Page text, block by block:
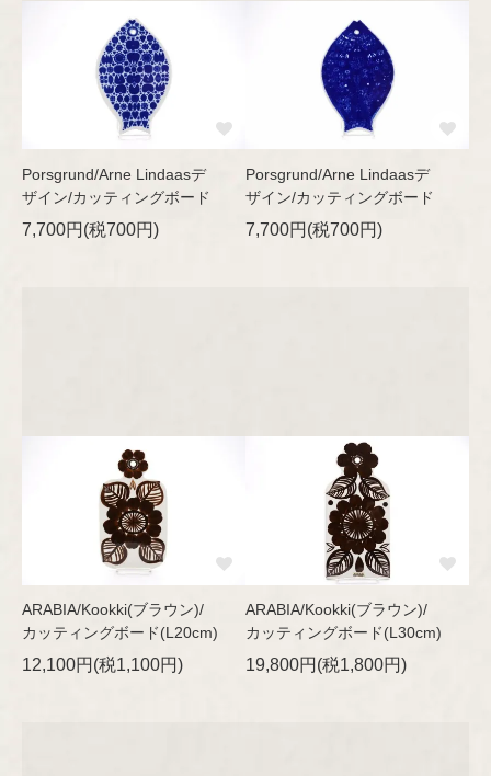
Porsgrund/Arne Lindaasデ
ザイン/カッティングボード
7,700円(税700円)
Porsgrund/Arne Lindaasデ
ザイン/カッティングボード
7,700円(税700円)
ARABIA/Kookki(ブラウン)/
カッティングボード(L20cm)
12,100円(税1,100円)
ARABIA/Kookki(ブラウン)/
カッティングボード(L30cm)
19,800円(税1,800円)